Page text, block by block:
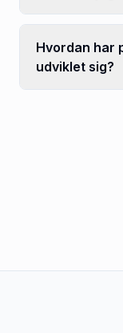
Hvordan har
udviklet sig?